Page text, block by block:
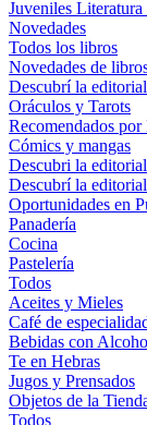
Juveniles Literatura
Novedades
Todos los libros
Novedades de
Descubrí la
Oráculos y Tarots
Recomendados por
Cómics y mangas
Descubri la
Descubrí la
Oportunidades en
Panadería
Cocina
Pastelería
Todos
Aceites y Mieles
Café de
Bebidas con
Te en Hebras
Jugos y Prensados
Objetos de la
Todos